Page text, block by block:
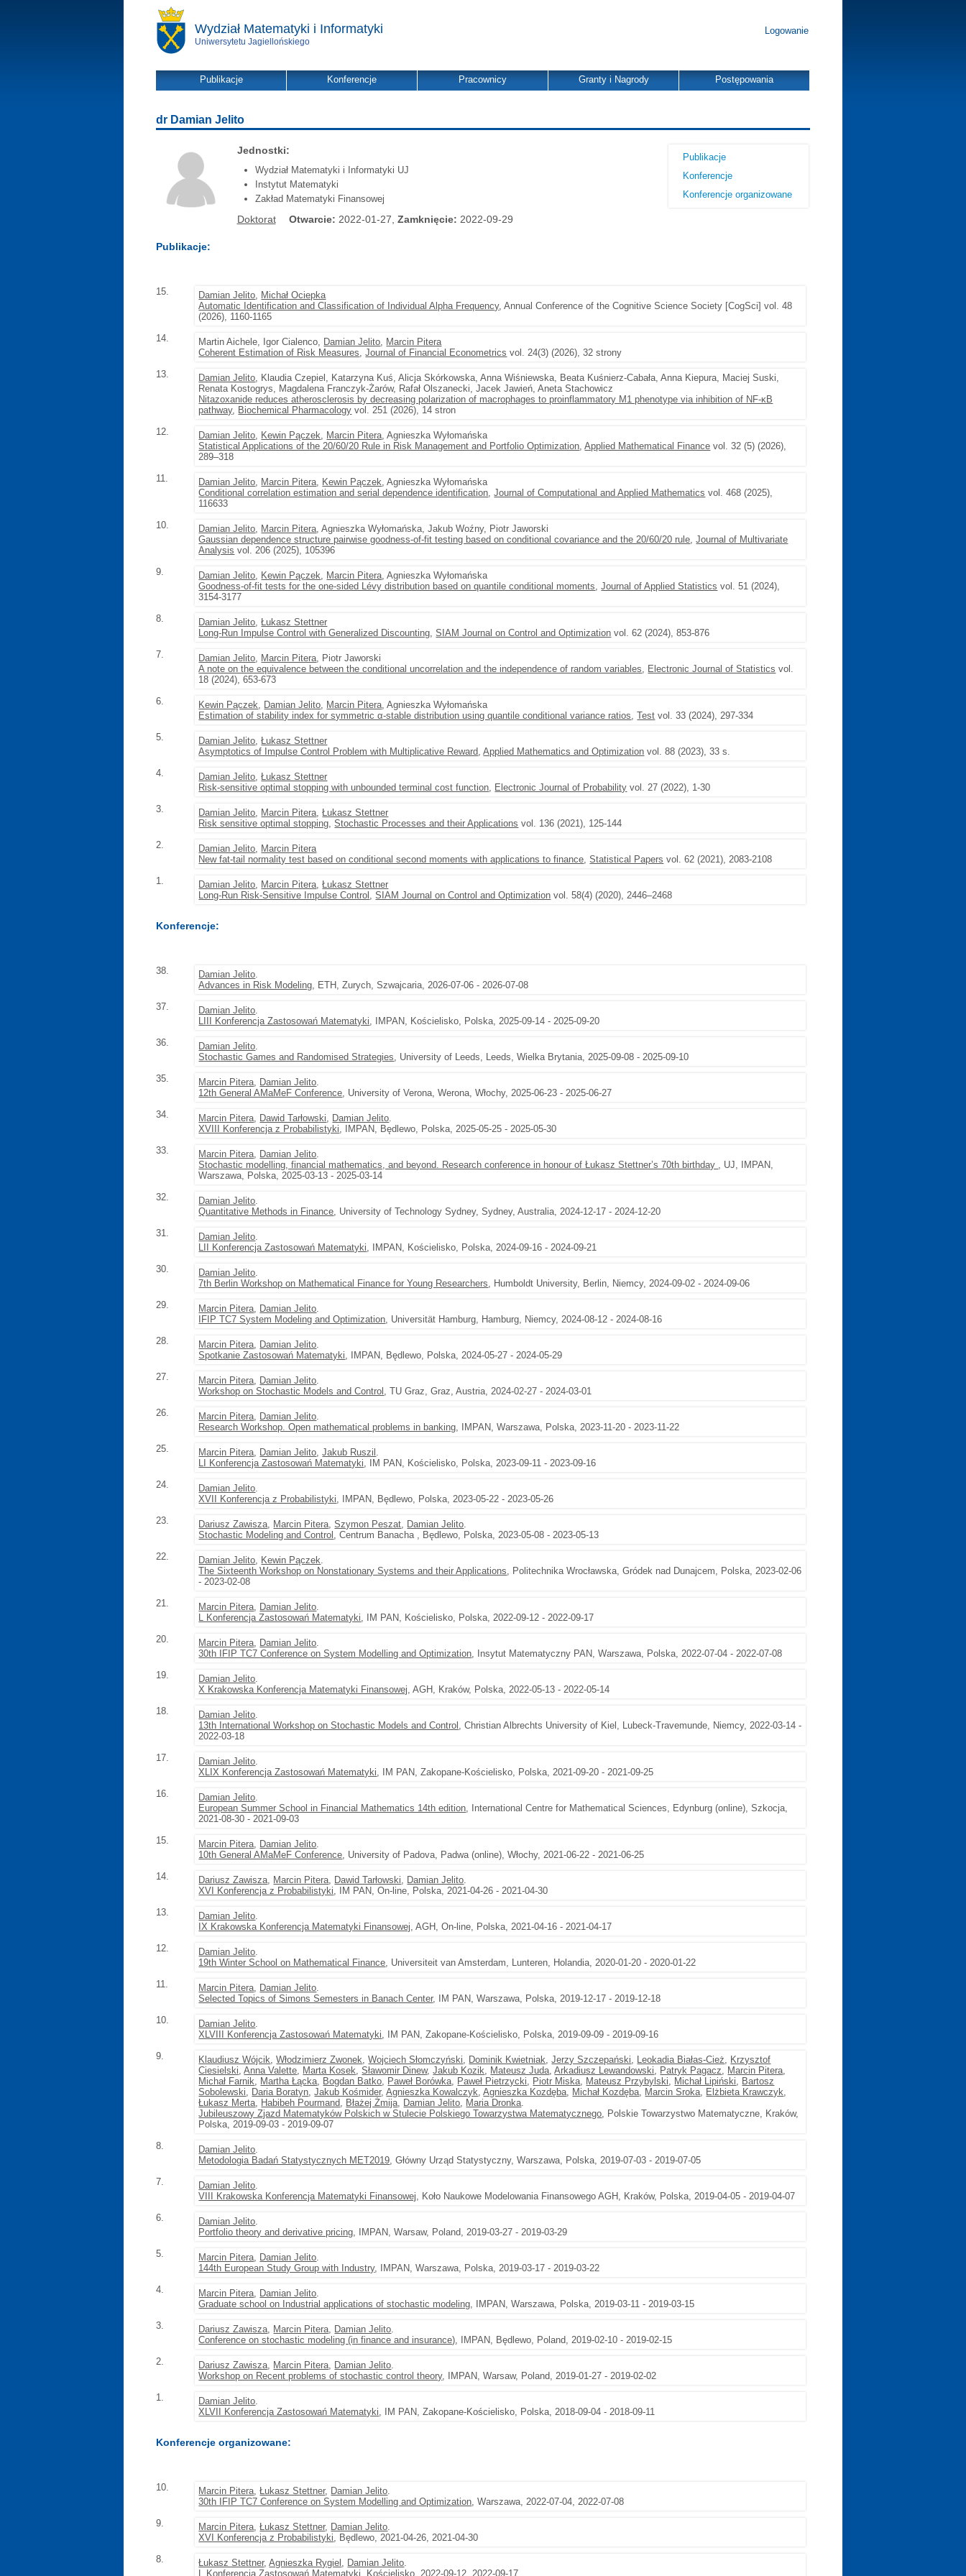
Wydział Matematyki i Informatyki
Uniwersytetu Jagiellońskiego
Logowanie
Publikacje Konferencje Pracownicy Granty i Nagrody Postępowania
dr Damian Jelito
Jednostki:
Wydział Matematyki i Informatyki UJ
Instytut Matematyki
Zakład Matematyki Finansowej
Doktorat Otwarcie: 2022-01-27, Zamknięcie: 2022-09-29
Publikacje
Konferencje
Konferencje organizowane
Publikacje:
15. Damian Jelito, Michał Ociepka
Automatic Identification and Classification of Individual Alpha Frequency, Annual Conference of the Cognitive Science Society [CogSci] vol. 48
(2026), 1160-1165
14.
Martin Aichele, Igor Cialenco, Damian Jelito, Marcin Pitera
Coherent Estimation of Risk Measures,Journal of Financial Econometrics vol. 24(3) (2026), 32 strony
13.
Damian Jelito, Klaudia Czepiel, Katarzyna Kuś, Alicja Skórkowska, Anna Wiśniewska, Beata Kuśnierz-Cabała, Anna Kiepura, Maciej Suski,
Renata Kostogrys, Magdalena Franczyk-Żarów, Rafał Olszanecki, Jacek Jawień, Aneta Stachowicz
Nitazoxanide reduces atherosclerosis by decreasing polarization of macrophages to proinflammatory M1 phenotype via inhibition of NF-κB
pathway, Biochemical Pharmacology vol. 251 (2026), 14 stron
12.
Damian Jelito, Kewin Pączek, Marcin Pitera, Agnieszka Wyłomańska
Statistical Applications of the 20/60/20 Rule in Risk Management and Portfolio Optimization,Applied Mathematical Finance vol. 32 (5) (2026),
289–318
11.
Damian Jelito, Marcin Pitera, Kewin Pączek, Agnieszka Wyłomańska
Conditional correlation estimation and serial dependence identification,Journal of Computational and Applied Mathematics vol. 468 (2025),
116633
10.
Damian Jelito, Marcin Pitera, Agnieszka Wyłomańska, Jakub Woźny, Piotr Jaworski
Gaussian dependence structure pairwise goodness-of-fit testing based on conditional covariance and the 20/60/20 rule,Journal of Multivariate
Analysis vol. 206 (2025), 105396
9.
Damian Jelito, Kewin Pączek, Marcin Pitera, Agnieszka Wyłomańska
Goodness-of-fit tests for the one-sided Lévy distribution based on quantile conditional moments,Journal of Applied Statistics vol. 51 (2024),
3154-3177
8.
Damian Jelito,Łukasz Stettner
Long-Run Impulse Control with Generalized Discounting,SIAM Journal on Control and Optimization vol. 62 (2024), 853-876
7.
Damian Jelito, Marcin Pitera, Piotr Jaworski
A note on the equivalence between the conditional uncorrelation and the independence of random variables, Electronic Journal of Statistics vol.
18 (2024), 653-673
6.
Kewin Pączek, Damian Jelito, Marcin Pitera, Agnieszka Wyłomańska
Estimation of stability index for symmetric α-stable distribution using quantile conditional variance ratios,Test vol. 33 (2024), 297-334
5.
Damian Jelito,Łukasz Stettner
Asymptotics of Impulse Control Problem with Multiplicative Reward,Applied Mathematics and Optimization vol. 88 (2023), 33 s.
4.
Damian Jelito,Łukasz Stettner
Risk-sensitive optimal stopping with unbounded terminal cost function, Electronic Journal of Probability vol. 27 (2022), 1-30
3.
Damian Jelito, Marcin Pitera,Łukasz Stettner
Risk sensitive optimal stopping,Stochastic Processes and their Applications vol. 136 (2021), 125-144
2.
Damian Jelito, Marcin Pitera
New fat-tail normality test based on conditional second moments with applications to finance,Statistical Papers vol. 62 (2021), 2083-2108
1.
Damian Jelito, Marcin Pitera,Łukasz Stettner
Long-Run Risk-Sensitive Impulse Control ,SIAM Journal on Control and Optimization vol. 58(4) (2020), 2446–2468
Konferencje:
38. Damian Jelito.
Advances in Risk Modeling, ETH, Zurych, Szwajcaria, 2026-07-06 - 2026-07-08
37.
Damian Jelito.
LIII Konferencja Zastosowań Matematyki, IMPAN, Kościelisko, Polska, 2025-09-14 - 2025-09-20
36.
Damian Jelito.
Stochastic Games and Randomised Strategies, University of Leeds, Leeds, Wielka Brytania, 2025-09-08 - 2025-09-10
35.
Marcin Pitera, Damian Jelito.
12th General AMaMeF Conference, University of Verona, Werona, Włochy, 2025-06-23 - 2025-06-27
34.
Marcin Pitera, Dawid Tarłowski, Damian Jelito.
XVIII Konferencja z Probabilistyki, IMPAN, Będlewo, Polska, 2025-05-25 - 2025-05-30
33.
Marcin Pitera, Damian Jelito.
Stochastic modelling, financial mathematics, and beyond. Research conference in honour of Łukasz Stettner’s 70th birthday , UJ, IMPAN,
Warszawa, Polska, 2025-03-13 - 2025-03-14
32.
Damian Jelito.
Quantitative Methods in Finance, University of Technology Sydney, Sydney, Australia, 2024-12-17 - 2024-12-20
31.
Damian Jelito.
LII Konferencja Zastosowań Matematyki, IMPAN, Kościelisko, Polska, 2024-09-16 - 2024-09-21
30.
Damian Jelito.
7th Berlin Workshop on Mathematical Finance for Young Researchers, Humboldt University, Berlin, Niemcy, 2024-09-02 - 2024-09-06
29.
Marcin Pitera, Damian Jelito.
IFIP TC7 System Modeling and Optimization, Universität Hamburg, Hamburg, Niemcy, 2024-08-12 - 2024-08-16
28.
Marcin Pitera, Damian Jelito.
Spotkanie Zastosowań Matematyki, IMPAN, Będlewo, Polska, 2024-05-27 - 2024-05-29
27.
Marcin Pitera, Damian Jelito.
Workshop on Stochastic Models and Control , TU Graz, Graz, Austria, 2024-02-27 - 2024-03-01
26.
Marcin Pitera, Damian Jelito.
Research Workshop. Open mathematical problems in banking, IMPAN, Warszawa, Polska, 2023-11-20 - 2023-11-22
25.
Marcin Pitera, Damian Jelito,Jakub Ruszil .
LI Konferencja Zastosowań Matematyki, IM PAN, Kościelisko, Polska, 2023-09-11 - 2023-09-16
24.
Damian Jelito.
XVII Konferencja z Probabilistyki, IMPAN, Będlewo, Polska, 2023-05-22 - 2023-05-26
23.
Dariusz Zawisza, Marcin Pitera,Szymon Peszat, Damian Jelito.
Stochastic Modeling and Control , Centrum Banacha , Będlewo, Polska, 2023-05-08 - 2023-05-13
22.
Damian Jelito, Kewin Pączek.
The Sixteenth Workshop on Nonstationary Systems and their Applications, Politechnika Wrocławska, Gródek nad Dunajcem, Polska, 2023-02-06
- 2023-02-08
21.
Marcin Pitera, Damian Jelito.
L Konferencja Zastosowań Matematyki, IM PAN, Kościelisko, Polska, 2022-09-12 - 2022-09-17
20.
Marcin Pitera, Damian Jelito.
30th IFIP TC7 Conference on System Modelling and Optimization, Insytut Matematyczny PAN, Warszawa, Polska, 2022-07-04 - 2022-07-08
19.
Damian Jelito.
X Krakowska Konferencja Matematyki Finansowej, AGH, Kraków, Polska, 2022-05-13 - 2022-05-14
18.
Damian Jelito.
13th International Workshop on Stochastic Models and Control , Christian Albrechts University of Kiel, Lubeck-Travemunde, Niemcy, 2022-03-14 -
2022-03-18
17.
Damian Jelito.
XLIX Konferencja Zastosowań Matematyki, IM PAN, Zakopane-Kościelisko, Polska, 2021-09-20 - 2021-09-25
16.
Damian Jelito.
European Summer School in Financial Mathematics 14th edition, International Centre for Mathematical Sciences, Edynburg (online), Szkocja,
2021-08-30 - 2021-09-03
15.
Marcin Pitera, Damian Jelito.
10th General AMaMeF Conference, University of Padova, Padwa (online), Włochy, 2021-06-22 - 2021-06-25
14.
Dariusz Zawisza, Marcin Pitera, Dawid Tarłowski, Damian Jelito.
XVI Konferencja z Probabilistyki, IM PAN, On-line, Polska, 2021-04-26 - 2021-04-30
13.
Damian Jelito.
IX Krakowska Konferencja Matematyki Finansowej, AGH, On-line, Polska, 2021-04-16 - 2021-04-17
12.
Damian Jelito.
19th Winter School on Mathematical Finance, Universiteit van Amsterdam, Lunteren, Holandia, 2020-01-20 - 2020-01-22
11.
Marcin Pitera, Damian Jelito.
Selected Topics of Simons Semesters in Banach Center, IM PAN, Warszawa, Polska, 2019-12-17 - 2019-12-18
10.
Damian Jelito.
XLVIII Konferencja Zastosowań Matematyki, IM PAN, Zakopane-Kościelisko, Polska, 2019-09-09 - 2019-09-16
9.
Klaudiusz Wójcik,Włodzimierz Zwonek,Wojciech Słomczyński, Dominik Kwietniak,Jerzy Szczepański, Leokadia Białas-Cież, Krzysztof
Ciesielski,Anna Valette, Marta Kosek,Sławomir Dinew,Jakub Kozik, Mateusz Juda,Arkadiusz Lewandowski, Patryk Pagacz, Marcin Pitera,
Michał Farnik, Martha Łącka, Bogdan Batko, Paweł Borówka, Paweł Pietrzycki, Piotr Miska, Mateusz Przybylski, Michał Lipiński, Bartosz
Sobolewski, Daria Boratyn,Jakub Kośmider,Agnieszka Kowalczyk,Agnieszka Kozdęba, Michał Kozdęba, Marcin Sroka, Elżbieta Krawczyk,
Łukasz Merta, Habibeh Pourmand, Błażej Żmija, Damian Jelito, Maria Dronka.
Jubileuszowy Zjazd Matematyków Polskich w Stulecie Polskiego Towarzystwa Matematycznego, Polskie Towarzystwo Matematyczne, Kraków,
Polska, 2019-09-03 - 2019-09-07
8.
Damian Jelito.
Metodologia Badań Statystycznych MET2019, Główny Urząd Statystyczny, Warszawa, Polska, 2019-07-03 - 2019-07-05
7.
Damian Jelito.
VIII Krakowska Konferencja Matematyki Finansowej, Koło Naukowe Modelowania Finansowego AGH, Kraków, Polska, 2019-04-05 - 2019-04-07
6.
Damian Jelito.
Portfolio theory and derivative pricing, IMPAN, Warsaw, Poland, 2019-03-27 - 2019-03-29
5.
Marcin Pitera, Damian Jelito.
144th European Study Group with Industry, IMPAN, Warszawa, Polska, 2019-03-17 - 2019-03-22
4.
Marcin Pitera, Damian Jelito.
Graduate school on Industrial applications of stochastic modeling, IMPAN, Warszawa, Polska, 2019-03-11 - 2019-03-15
3.
Dariusz Zawisza, Marcin Pitera, Damian Jelito.
Conference on stochastic modeling (in finance and insurance), IMPAN, Będlewo, Poland, 2019-02-10 - 2019-02-15
2.
Dariusz Zawisza, Marcin Pitera, Damian Jelito.
Workshop on Recent problems of stochastic control theory, IMPAN, Warsaw, Poland, 2019-01-27 - 2019-02-02
1.
Damian Jelito.
XLVII Konferencja Zastosowań Matematyki, IM PAN, Zakopane-Kościelisko, Polska, 2018-09-04 - 2018-09-11
Konferencje organizowane:
10. Marcin Pitera,Łukasz Stettner, Damian Jelito.
30th IFIP TC7 Conference on System Modelling and Optimization, Warszawa, 2022-07-04, 2022-07-08
9.
Marcin Pitera,Łukasz Stettner, Damian Jelito.
XVI Konferencja z Probabilistyki, Będlewo, 2021-04-26, 2021-04-30
8.
Łukasz Stettner,Agnieszka Rygiel , Damian Jelito.
L Konferencja Zastosowań Matematyki , Kościelisko, 2022-09-12, 2022-09-17